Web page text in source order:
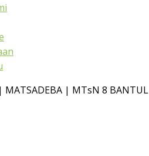
| MTsN 8 BANTUL